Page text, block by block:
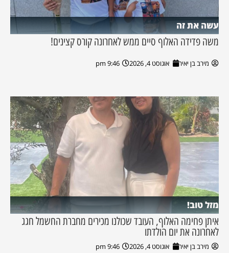
עשה את זה
משה פדידה האלוף סיים ממש לאחרונה קורס קצינים!
מירב בן יאיר אוגוסט 4, 2026 9:46 pm
מזל טוב!
איתן פחימה האלוף, העובד שכולנו מכירים מחברת החשמל חגג
לאחרונה את יום הולדתו
מירב בן יאיר אוגוסט 4, 2026 9:46 pm